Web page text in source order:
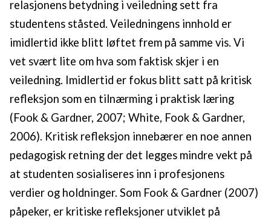
relasjonens betydning i veiledning sett fra
studentens ståsted. Veiledningens innhold er
imidlertid ikke blitt løftet frem på samme vis. Vi
vet svært lite om hva som faktisk skjer i en
veiledning. Imidlertid er fokus blitt satt på kritisk
refleksjon som en tilnærming i praktisk læring
(Fook & Gardner, 2007; White, Fook & Gardner,
2006). Kritisk refleksjon innebærer en noe annen
pedagogisk retning der det legges mindre vekt på
at studenten sosialiseres inn i profesjonens
verdier og holdninger. Som Fook & Gardner (2007)
påpeker, er kritiske refleksjoner utviklet på